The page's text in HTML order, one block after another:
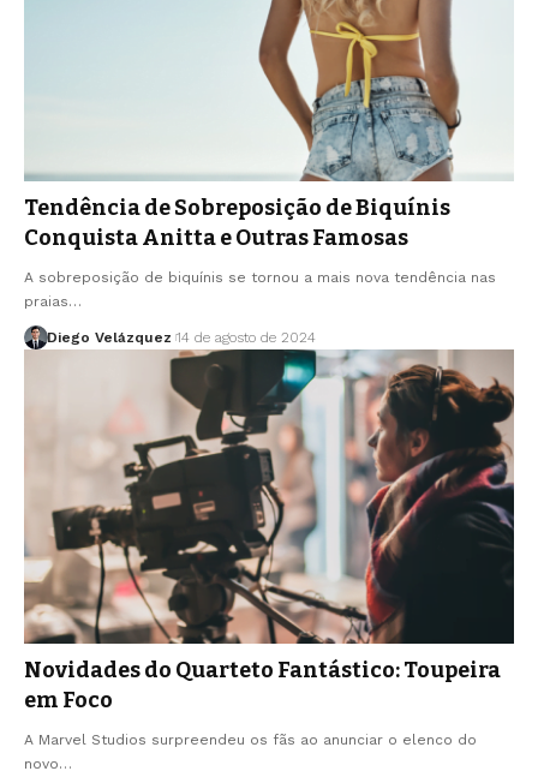
Tendência de Sobreposição de Biquínis
Conquista Anitta e Outras Famosas
A sobreposição de biquínis se tornou a mais nova tendência nas
praias…
Diego Velázquez 14 de agosto de 2024
Novidades do Quarteto Fantástico: Toupeira
em Foco
A Marvel Studios surpreendeu os fãs ao anunciar o elenco do
novo…